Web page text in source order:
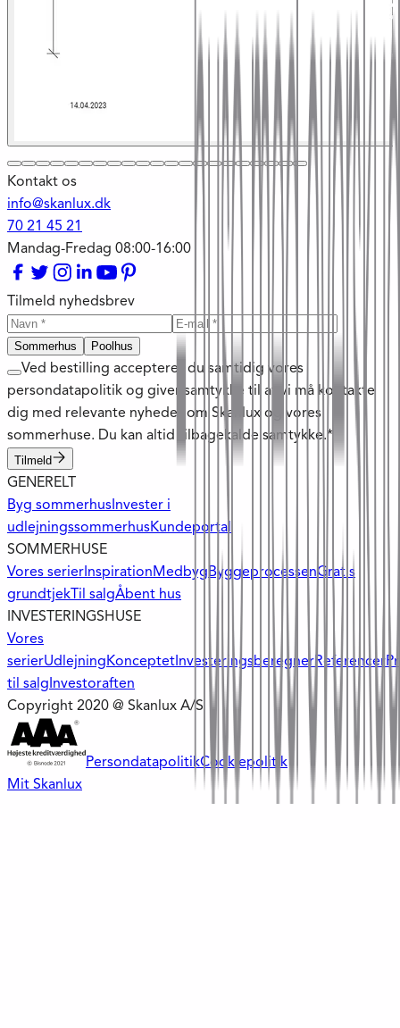
Kontakt os
info@skanlux.dk
70 21 45 21
Mandag-Fredag 08:00-16:00
Tilmeld nyhedsbrev
Sommerhus Poolhus
Ved bestilling accepterer du samtidig vores
persondatapolitik og giver samtykke til at vi må kontakte
dig med relevante nyheder om Skanlux og vores
sommerhuse. Du kan altid tilbagekalde samtykke.*
Tilmeld
GENERELT
Byg sommerhus Invester i
udlejningssommerhusKundeportal
SOMMERHUSE
Vores serier Inspiration MedbygByggeprocessenGratis
grundtjek Til salgÅbent hus
INVESTERINGSHUSE
Vores
serierUdlejningKonceptet InvesteringsberegnerReferencer
til salg Investoraften
Copyright 2020 @ Skanlux A/S
PersondatapolitikCookiepolitik
Mit Skanlux